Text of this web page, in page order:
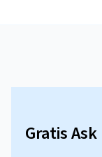
Gratis